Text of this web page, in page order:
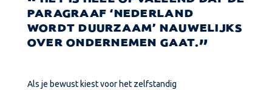
PARAGRAAF ‘NEDERLAND
WORDT DUURZAAM’ NAUWELIJKS
OVER ONDERNEMEN GAAT.
Als je bewust kiest voor het zelfstandig